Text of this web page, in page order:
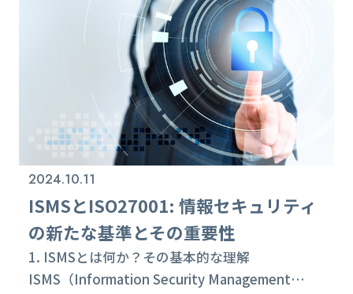
システム）の導入は非常に重要な要素となりま
す。本記事では、ISMSとIPOの関係、企業がこれ
らを考慮する理由、具体的な対応策について詳し
く解説します。 1. IPOとは IPO（Initial Public
2024.10.11
ISMSとISO27001: 情報セキュリティ
の新たな基準とその重要性
1. ISMSとは何か？その基本的な理解
ISMS（Information Security Management